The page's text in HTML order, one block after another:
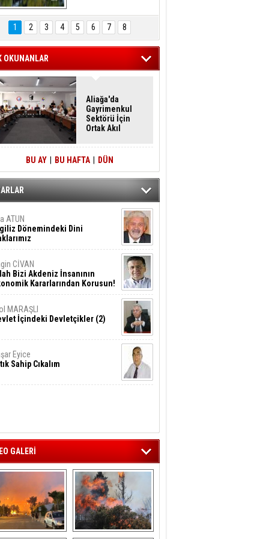
Hasan Eser'in
Objektifinden
1 2 3 4 5 6 7 8
OKUNANLAR
Aliağa'da
Gayrimenkul
Sektörü İçin
Ortak Akıl
BU AY BU HAFTA DÜN
ATUN
Dönemindeki Dini
CİVAN
Bizi Akdeniz İnsanının
Kararlarından Korusun!
MARAŞLI
İçindeki Devletçikler (2)
Eyice
Sahip Cıkalım
GALERİ
‘da  otluk
Aliağa'nın Ciğerleri